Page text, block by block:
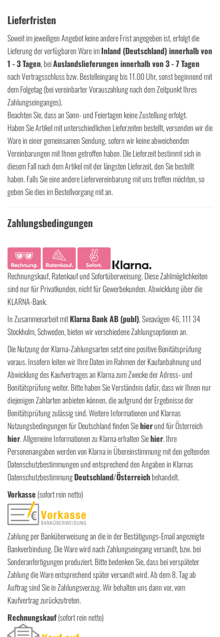
Lieferfristen
Soweit im jeweiligen Angebot keine andere Frist angegeben ist, erfolgt die
Lieferung der verfügbaren Ware imInland (Deutschland) innerhalb von
1 - 3 Tagen, beiAuslandslieferungen innerhalb von 3 - 7 Tagen
nach Vertragsschluss bzw. Bestelleingang bis 11.00 Uhr, sonst beginnend mit
dem Folgetag (bei vereinbarter Vorauszahlung nach dem Zeitpunkt Ihres
Zahlungseinganges).
Beachten Sie, dass an Sonn- und Feiertagen keine Zustellung erfolgt.
Haben Sie Artikel mit unterschiedlichen Lieferzeiten bestellt, versenden wir die
Ware in einer gemeinsamen Sendung, sofern wir keine abweichenden
Vereinbarungen mit Ihnen getroffen haben. Die Lieferzeit bestimmt sich in
diesem Fall nach dem Artikel mit der längsten Lieferzeit, den Sie bestellt
haben. Falls Sie eine andere Liefervereinbarung mit uns treffen möchten, so
geben Sie dies im Bestellvorgang mit an.
Zahlungsbedingungen
Rechnungskauf, Ratenkauf und Sofortüberweisung. Diese Zahlmöglichkeiten
sind nur für Privatkunden, nicht für Gewerbekunden. Abwicklung über die
KLARNA-Bank.
In Zusammenarbeit mitKlarna Bank AB (publ), Sveavägen 46, 111 34
Stockholm, Schweden, bieten wir verschiedene Zahlungsoptionen an.
Die Nutzung der Klarna-Zahlungsarten setzt eine positive Bonitätsprüfung
voraus. Insofern leiten wir Ihre Daten im Rahmen der Kaufanbahnung und
Abwicklung des Kaufvertrages an Klarna zum Zwecke der Adress- und
Bonitätsprüfung weiter. Bitte haben Sie Verständnis dafür, dass wir Ihnen nur
diejenigen Zahlarten anbieten können, die aufgrund der Ergebnisse der
Bonitätsprüfung zulässig sind. Weitere Informationen und Klarnas
Nutzungsbedingungen für Deutschland finden Siehierund für Österreich
hier. Allgemeine Informationen zu Klarna erhalten Siehier. Ihre
Personenangaben werden von Klarna in Übereinstimmung mit den geltenden
Datenschutzbestimmungen und entsprechend den Angaben in Klarnas
DatenschutzbestimmungDeutschland/Österreichbehandelt.
Vorkasse (sofort rein netto)
Zahlung per Banküberweisung an die in der Bestätigungs-Email angezeigte
Bankverbindung. Die Ware wird nach Zahlungseingang versandt, bzw. bei
Sonderanfertigungen produziert. Bitte bedenken Sie, dass bei verspäteter
Zahlung die Ware entsprechend später versandt wird. Ab dem 8. Tag ab
Auftrag sind Sie in Zahlungsverzug. Wir behalten uns dann vor, vom
Kaufvertrag zurückzutreten.
Rechnungskauf(sofort rein netto)